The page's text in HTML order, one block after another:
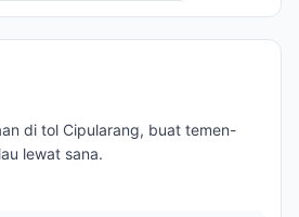
di tol Cipularang, buat temen-
lewat sana.